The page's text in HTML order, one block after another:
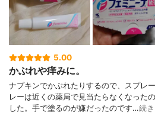
5.00
かぶれや痒みに。
ナプキンでかぶれたりするので、スプレ
レーは近くの薬局で見当たらなくなった
した。手で塗るのが嫌だったのです…続